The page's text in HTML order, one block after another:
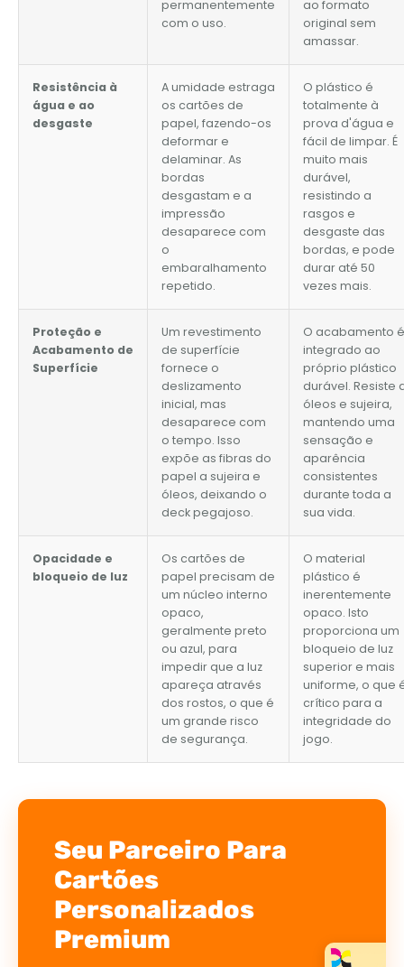
permanentemente
com o uso.
ao formato
original sem
amassar.
Resistência à
água e ao
desgaste
A umidade estraga
os cartões de
papel, fazendo-os
deformar e
delaminar. As
bordas
desgastam e a
impressão
desaparece com
o
embaralhamento
repetido.
O plástico é
totalmente à
prova d'água e
fácil de limpar. É
muito mais
durável,
resistindo a
rasgos e
desgaste das
bordas, e pode
durar até 50
vezes mais.
Proteção e
Acabamento de
Superfície
Um revestimento
de superfície
fornece o
deslizamento
inicial, mas
desaparece com
o tempo. Isso
expõe as fibras do
papel a sujeira e
óleos, deixando o
deck pegajoso.
O acabamento é
integrado ao
próprio plástico
durável. Resiste
óleos e sujeira,
mantendo uma
sensação e
aparência
consistentes
durante toda a
sua vida.
Opacidade e
bloqueio de luz
Os cartões de
papel precisam de
um núcleo interno
opaco,
geralmente preto
ou azul, para
impedir que a luz
apareça através
dos rostos, o que é
um grande risco
de segurança.
O material
plástico é
inerentemente
opaco. Isto
proporciona um
bloqueio de luz
superior e mais
uniforme, o que
crítico para a
integridade do
jogo.
Seu Parceiro Para
Cartões
Personalizados
Premium